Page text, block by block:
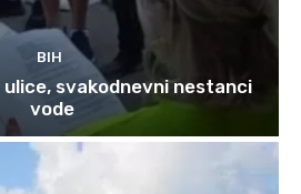
BIH
ulice, svakodnevni nestanci
vode